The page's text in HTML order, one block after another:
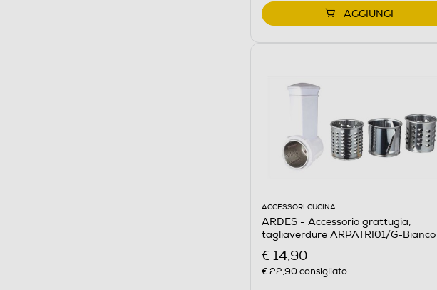
AGGIUNGI
ACCESSORI CUCINA
ARDES - Accessorio grattugia,
tagliaverdure ARPATRI01/G-Bianco
€ 14,90
€ 22,90consigliato